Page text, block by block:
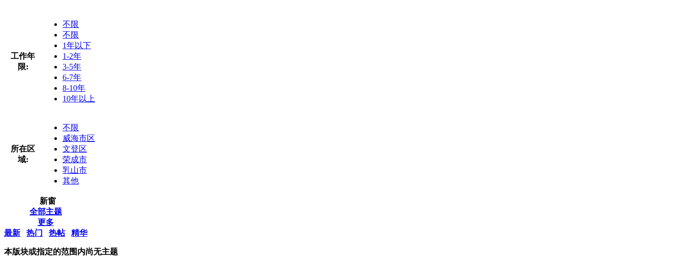
工作年
限:
不限
不限
1年以下
1-2年
3-5年
6-7年
8-10年
10年以上
所在区
域:
不限
威海市区
文登区
荣成市
乳山市
其他
新窗
全部主题
更多
最新
热门 热帖 精华
本版块或指定的范围内尚无主题